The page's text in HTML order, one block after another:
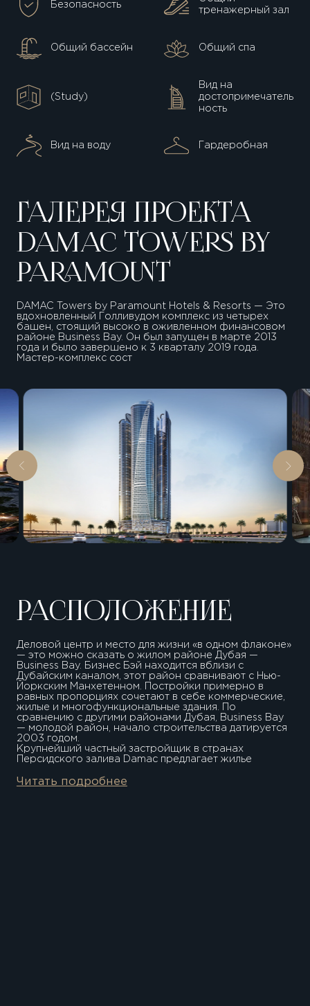
Безопасность
тренажерный зал
Общий бассейн Общий спа
(Study)
Вид на
достопримечатель
ность
Вид на воду Гардеробная
ГАЛЕРЕЯ ПРОЕКТА
DAMAC TOWERS BY
PARAMOUNT
DAMAC Towers by Paramount Hotels & Resorts — Это
вдохновленный Голливудом комплекс из четырех
башен, стоящий высоко в оживленном финансовом
районе Business Bay. Он был запущен в марте 2013
года и было завершено к 3 кварталу 2019 года.
Мастер-комплекс сост
РАСПОЛОЖЕНИЕ
Деловой центр и место для жизни «в одном флаконе»
— это можно сказать о жилом районе Дубая —
Business Bay. Бизнес Бэй находится вблизи с
Дубайским каналом, этот район сравнивают с Нью-
Йоркским Манхетенном. Постройки примерно в
равных пропорциях сочетают в себе коммерческие,
жилые и многофункциональные здания. По
сравнению с другими районами Дубая, Business Bay
— молодой район, начало строительства датируется
2003 годом.
Крупнейший частный застройщик в странах
Персидского залива Damac предлагает жилье
Аравии, Ливане, Омаре со всеми удобствами для
Читать подробнее